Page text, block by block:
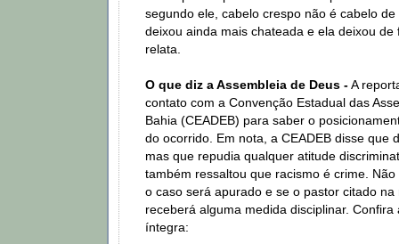
segundo ele, cabelo crespo não é cabelo
deixou ainda mais chateada e ela deixou de
relata.
O que diz a Assembleia de Deus -A
contato com a Convenção Estadual das
Bahia (CEADEB) para saber o
do ocorrido. Em nota, a CEADEB disse que
mas que repudia qualquer atitude
também ressaltou que racismo é crime.
o caso será apurado e se o pastor citado na
receberá alguma medida disciplinar. Confira
íntegra: